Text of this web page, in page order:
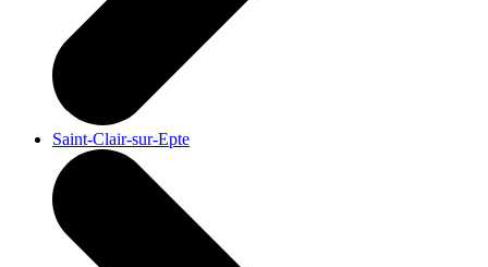
Saint-Clair-sur-Epte